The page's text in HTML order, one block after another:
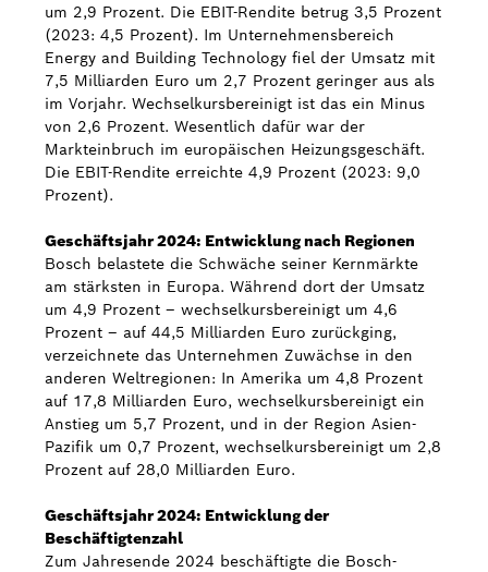
um 2,9 Prozent. Die EBIT-Rendite betrug 3,5 Prozent
(2023: 4,5 Prozent). Im Unternehmensbereich
Energy and Building Technology fiel der Umsatz mit
7,5 Milliarden Euro um 2,7 Prozent geringer aus als
im Vorjahr. Wechselkursbereinigt ist das ein Minus
von 2,6 Prozent. Wesentlich dafür war der
Markteinbruch im europäischen Heizungsgeschäft.
Die EBIT-Rendite erreichte 4,9 Prozent (2023: 9,0
Prozent).
Geschäftsjahr 2024: Entwicklung nach Regionen
Bosch belastete die Schwäche seiner Kernmärkte
am stärksten in Europa. Während dort der Umsatz
um 4,9 Prozent – wechselkursbereinigt um 4,6
Prozent – auf 44,5 Milliarden Euro zurückging,
verzeichnete das Unternehmen Zuwächse in den
anderen Weltregionen: In Amerika um 4,8 Prozent
auf 17,8 Milliarden Euro, wechselkursbereinigt ein
Anstieg um 5,7 Prozent, und in der Region Asien-
Pazifik um 0,7 Prozent, wechselkursbereinigt um 2,8
Prozent auf 28,0 Milliarden Euro.
Geschäftsjahr 2024: Entwicklung der
Beschäftigtenzahl
Zum Jahresende 2024 beschäftigte die Bosch-